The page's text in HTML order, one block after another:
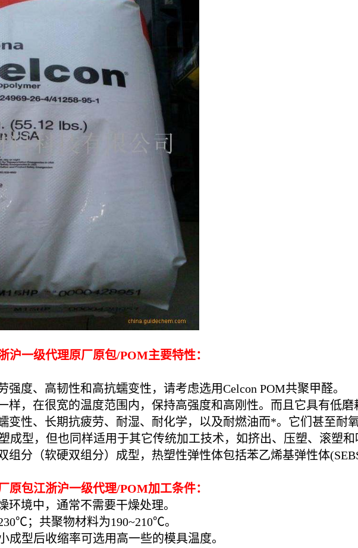
沪一级代理原厂原包/POM主要特性：
度、高韧性和高抗蠕变性，请考虑选用Celcon POM共聚甲醛。
样，在很宽的温度范围内，保持高强度和高刚性。而且它具有低
变性、长期抗疲劳、耐湿、耐化学，以及耐燃油而*。它们甚至耐
成型，但也同样适用于其它传统加工技术，如挤出、压塑、滚塑
分（软硬双组分）成型，热塑性弹性体包括苯乙烯基弹性体
原包江浙沪一级代理/POM加工条件：
境中，通常不需要干燥处理。
；共聚物材料为190~210℃。
型后收缩率可选用高一些的模具温度。